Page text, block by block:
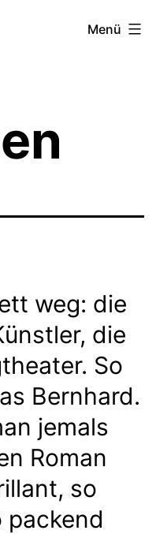
Menü
weg: die
die
So
Bernhard.
jemals
Roman
so
packend